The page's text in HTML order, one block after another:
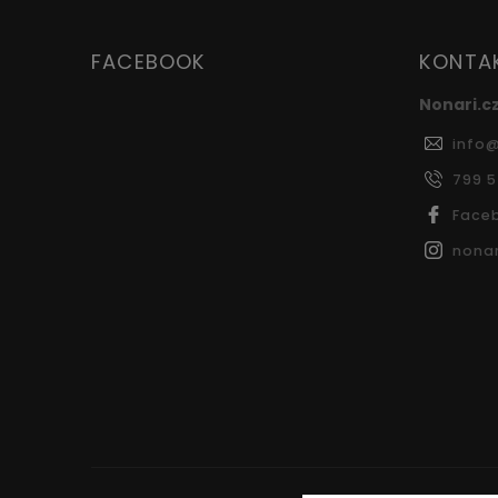
FACEBOOK
Nonari.cz
info@
799